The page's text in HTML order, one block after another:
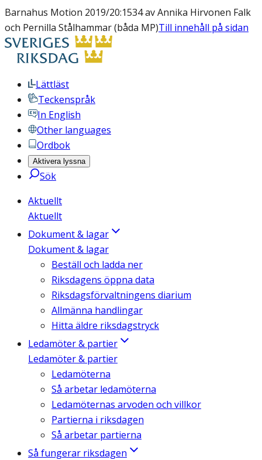
Barnahus Motion 2019/20:1534 av Annika Hirvonen Falk
och Pernilla Stålhammar (båda MP)Till innehåll på sidan
Lättläst
Teckenspråk
In English
Other languages
Ordbok
Aktivera lyssna
Sök
Aktuellt
Aktuellt
Dokument & lagar
Dokument & lagar
Beställ och ladda ner
Riksdagens öppna data
Riksdagsförvaltningens diarium
Allmänna handlingar
Hitta äldre riksdagstryck
Ledamöter & partier
Ledamöter & partier
Ledamöterna
Så arbetar ledamöterna
Ledamöternas arvoden och villkor
Partierna i riksdagen
Så arbetar partierna
Så fungerar riksdagen